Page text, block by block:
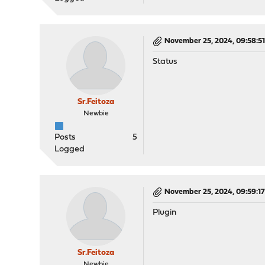
Sr.Feitoza
Newbie
Posts
5
Logged
November 25, 2024, 09:58:51
Status
Sr.Feitoza
November 25, 2024, 09:59:17
Plugin